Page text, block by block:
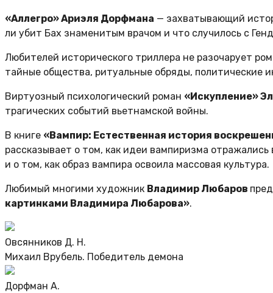
«Аллегро» Ариэля Дорфмана — захватывающий
ли убит Бах знаменитым врачом и что случилось с
Любителей исторического триллера не разочарует
тайные общества, ритуальные обряды, политические
Виртуозный психологический роман «Искупление»
трагических событий вьетнамской войны.
В книге «Вампир: Естественная история
рассказывает о том, как идеи вампиризма
и о том, как образ вампира освоила массовая культура.
Любимый многими художник Владимир Любаров
картинками Владимира Любарова».
Овсянников Д. Н.
Михаил Врубель. Победитель демона
Дорфман А.